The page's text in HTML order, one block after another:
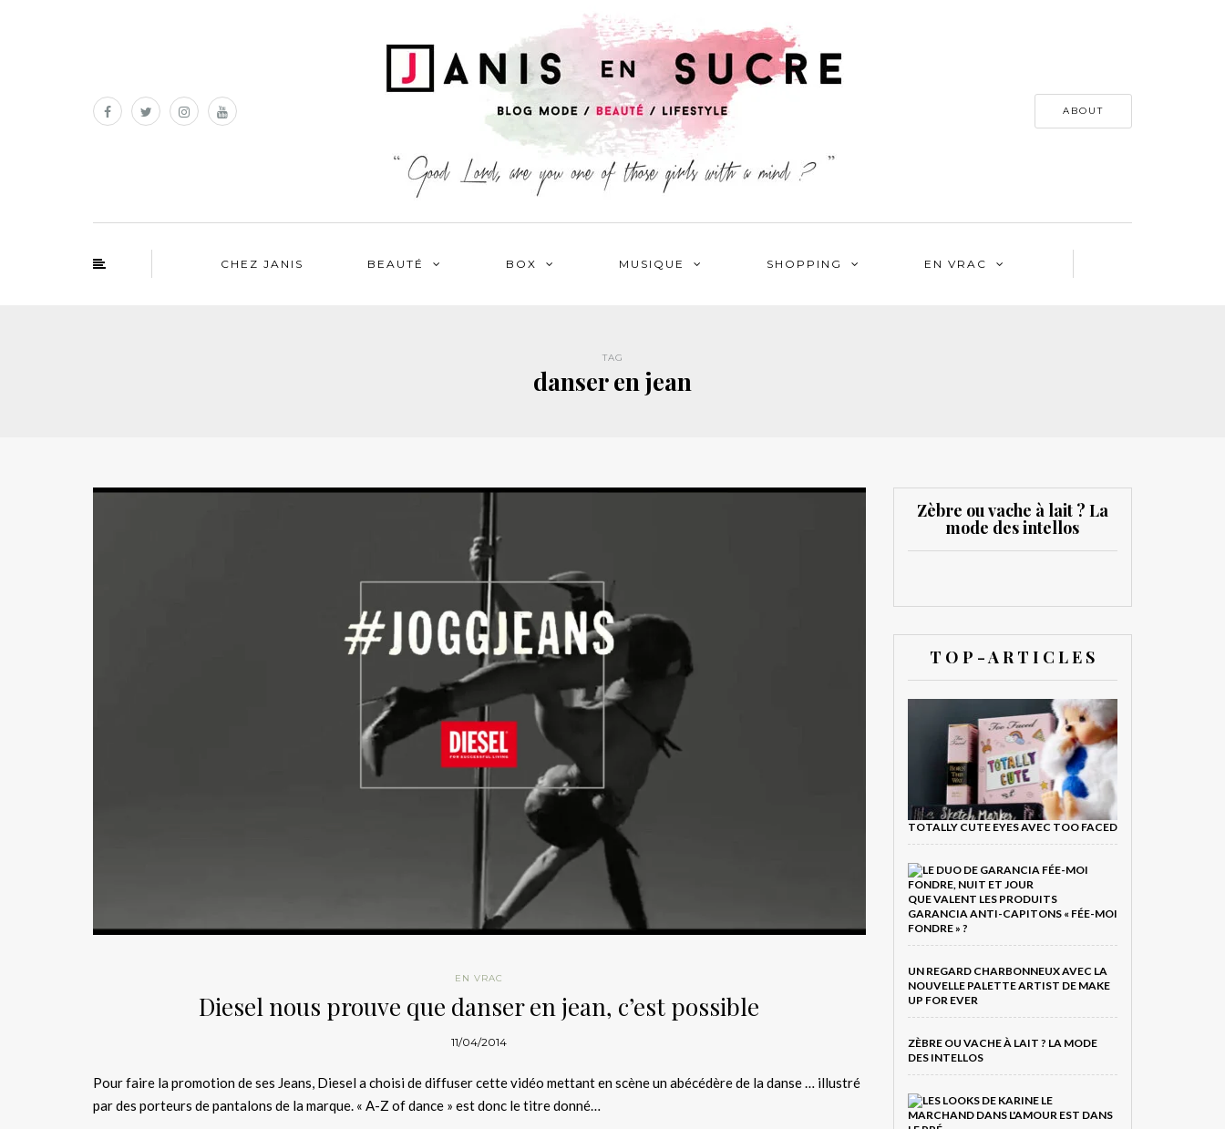
ABOUT
CHEZ JANIS BEAUTÉ BOX MUSIQUE SHOPPING EN VRAC
TAG
danser en jean
EN VRAC
Diesel nous prouve que danser en jean, c’est possible
11/04/2014
Pour faire la promotion de ses Jeans, Diesel a choisi de diffuser cette vidéo mettant en scène un abécédère de la danse … illustré
par des porteurs de pantalons de la marque. « A-Z of dance » est donc le titre donné…
Zèbre ou vache à lait ? La
mode des intellos
T O P - A R T I C L E S
TOTALLY CUTE EYES AVEC TOO FACED
QUE VALENT LES PRODUITS
GARANCIA ANTI-CAPITONS « FÉE-MOI
FONDRE » ?
UN REGARD CHARBONNEUX AVEC LA
NOUVELLE PALETTE ARTIST DE MAKE
UP FOR EVER
ZÈBRE OU VACHE À LAIT ? LA MODE
DES INTELLOS